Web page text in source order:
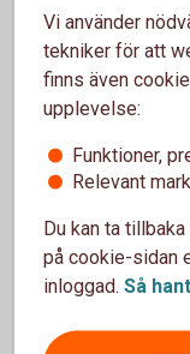
Säkerhet
Vi använder
tekniker för att
finns även
upplevelse:
Funktioner,
Relevant
Du kan ta
på cookie-sidan
inloggad. Så